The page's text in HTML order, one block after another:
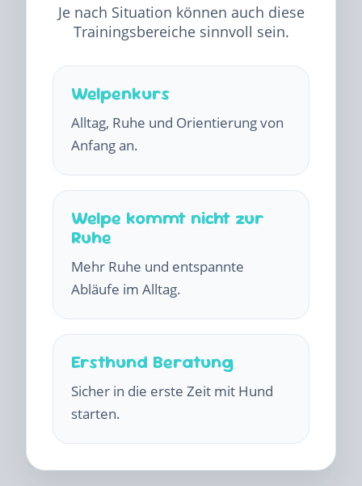
Je nach Situation können auch diese
Trainingsbereiche sinnvoll sein.
Welpenkurs
Alltag, Ruhe und Orientierung von
Anfang an.
Welpe kommt nicht zur
Ruhe
Mehr Ruhe und entspannte
Abläufe im Alltag.
Ersthund Beratung
Sicher in die erste Zeit mit Hund
starten.